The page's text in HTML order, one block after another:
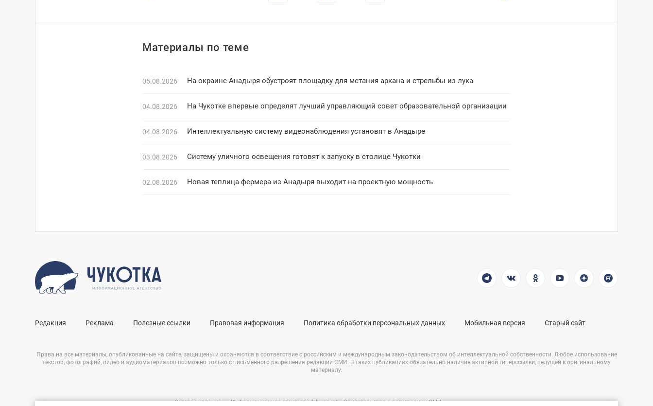
Материалы по теме
05.08.2026 На окраине Анадыря обустроят площадку для метания аркана и стрельбы из лука
04.08.2026 На Чукотке впервые определят лучший управляющий совет образовательной организации
04.08.2026 Интеллектуальную систему видеонаблюдения установят в Анадыре
03.08.2026 Систему уличного освещения готовят к запуску в столице Чукотки
02.08.2026 Новая теплица фермера из Анадыря выходит на проектную мощность
Редакция Реклама Полезные ссылки Правовая информация Политика обработки персональных данных Мобильная версия Старый сайт
Права на все материалы, опубликованные на сайте, защищены и охраняются в соответствие с российским и международным законодательством об интеллектуальной собственности. Любое использование
текстов, фотографий, видео и аудиоматериалов возможно только с письменного разрешения редакции СМИ. В таких публикациях обязательно наличие активной гиперссылки, ведущей к оригинальному
материалу.
Сетевое издание – «Информационное агентство "Чукотка"». Свидетельство о регистрации СМИ